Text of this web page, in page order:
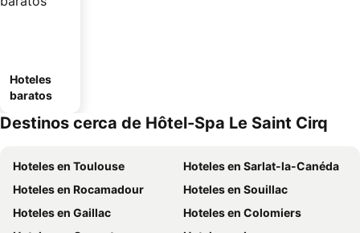
Hoteles
baratos
Destinos cerca de Hôtel-Spa Le Saint Cirq
Hoteles en Toulouse
Hoteles en Sarlat-la-Canéda
Hoteles en Rocamadour
Hoteles en Souillac
Hoteles en Gaillac
Hoteles en Colomiers